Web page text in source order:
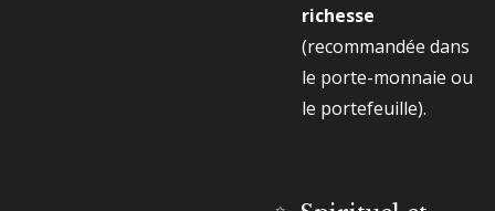
richesse
(recommandée dans
le porte-monnaie ou
le portefeuille).